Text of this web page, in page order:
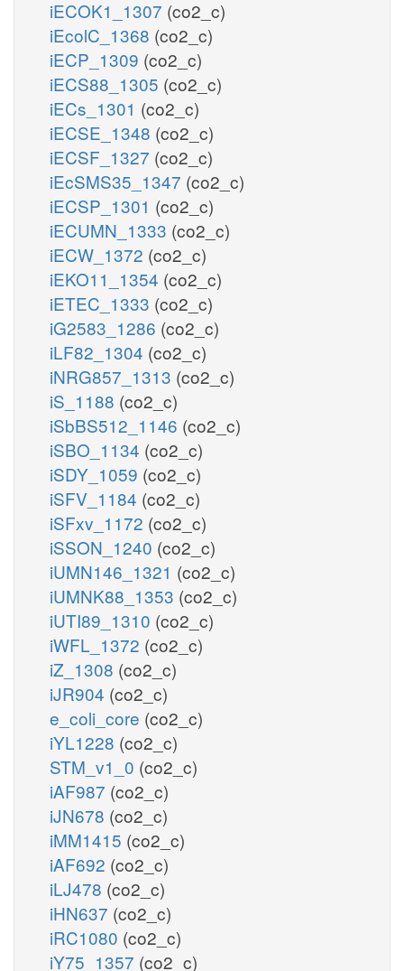
iECOK1_1307 (co2_c)
iEcolC_1368 (co2_c)
iECP_1309 (co2_c)
iECS88_1305 (co2_c)
iECs_1301 (co2_c)
iECSE_1348 (co2_c)
iECSF_1327 (co2_c)
iEcSMS35_1347 (co2_c)
iECSP_1301 (co2_c)
iECUMN_1333 (co2_c)
iECW_1372 (co2_c)
iEKO11_1354 (co2_c)
iETEC_1333 (co2_c)
iG2583_1286 (co2_c)
iLF82_1304 (co2_c)
iNRG857_1313 (co2_c)
iS_1188 (co2_c)
iSbBS512_1146 (co2_c)
iSBO_1134 (co2_c)
iSDY_1059 (co2_c)
iSFV_1184 (co2_c)
iSFxv_1172 (co2_c)
iSSON_1240 (co2_c)
iUMN146_1321 (co2_c)
iUMNK88_1353 (co2_c)
iUTI89_1310 (co2_c)
iWFL_1372 (co2_c)
iZ_1308 (co2_c)
iJR904 (co2_c)
e_coli_core (co2_c)
iYL1228 (co2_c)
STM_v1_0 (co2_c)
iAF987 (co2_c)
iJN678 (co2_c)
iMM1415 (co2_c)
iAF692 (co2_c)
iLJ478 (co2_c)
iHN637 (co2_c)
iRC1080 (co2_c)
iY75_1357 (co2_c)